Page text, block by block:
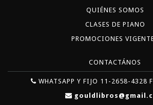
QUIÉNES SOMOS
CLASES DE PIANO
PROMOCIONES
CONTACTÁNOS
WHATSAPP Y FIJO 11-2658-4328